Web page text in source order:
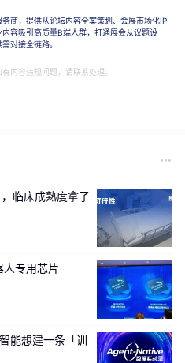
商，提供从论坛内容全案策划、会展市场化IP
容吸引高质量B端人群，打通展会从议题设
对接全链路。
内容违规问题，请联系处理。
临床成熟度拿了
专用芯片
能想建一条「训